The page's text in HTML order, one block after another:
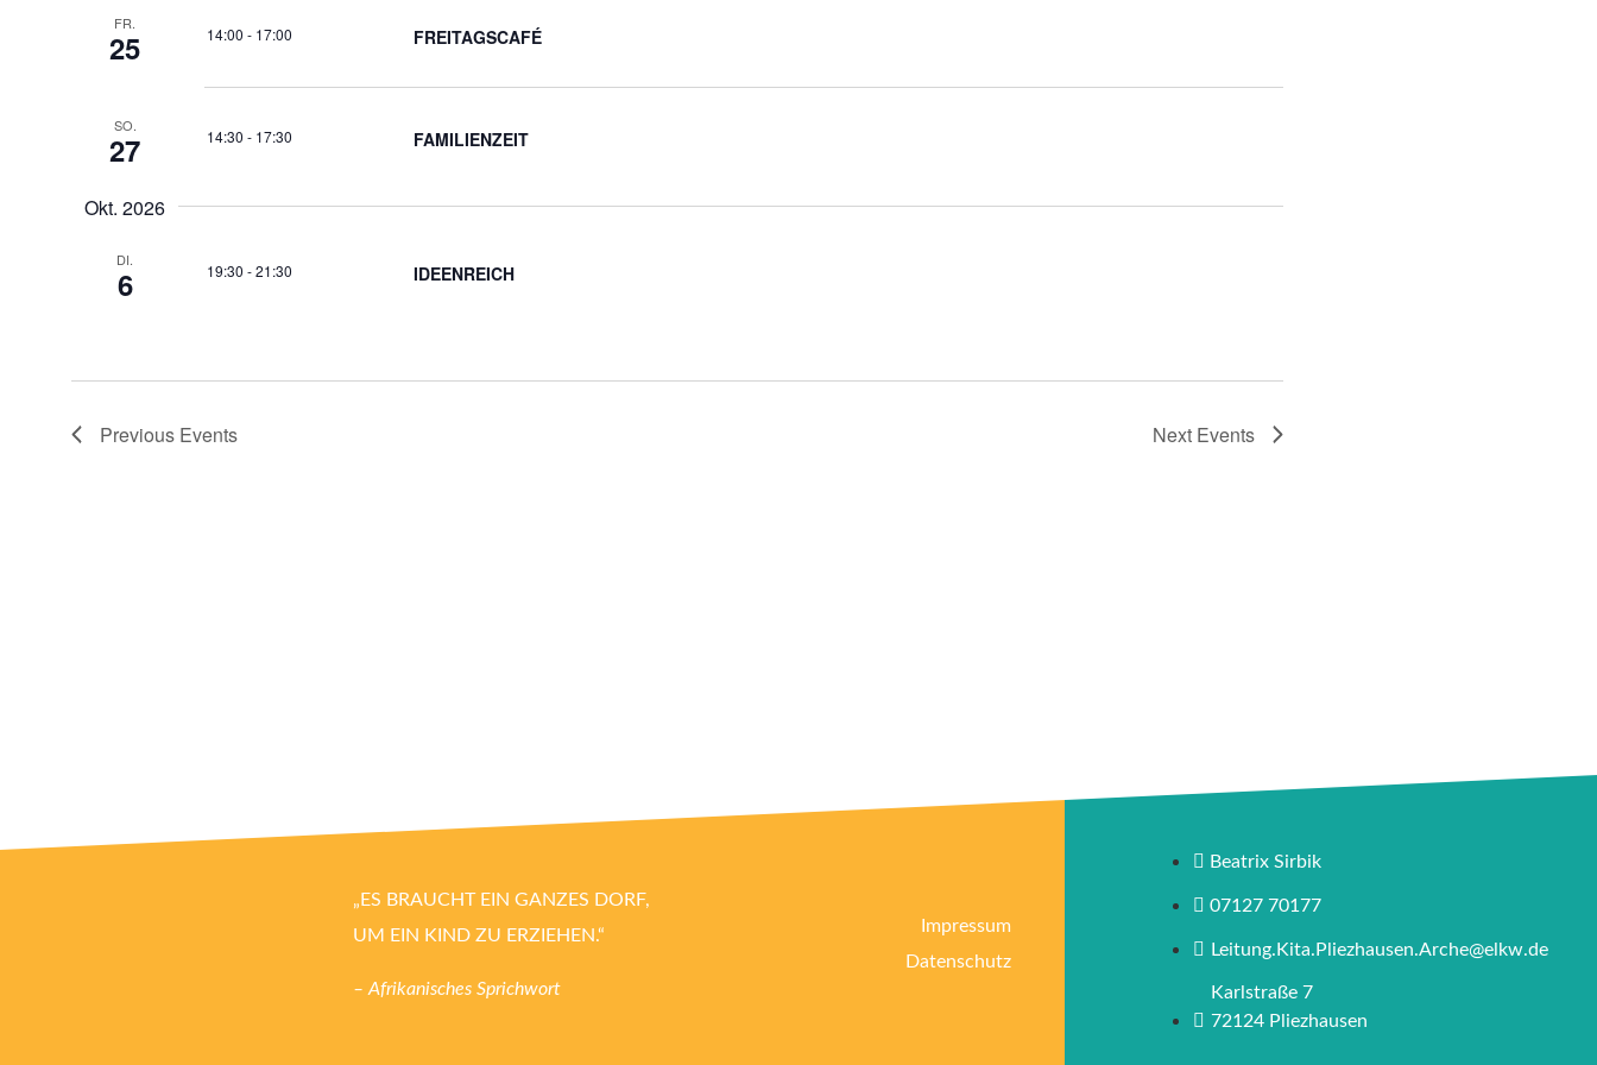
FR.
25 14:00 - 17:00 FREITAGSCAFÉ
SO.
27 14:30 - 17:30 FAMILIENZEIT
Okt. 2026
DI.
6 19:30 -21:30 IDEENREICH
Previous Events Next Events
„ES BRAUCHT EIN GANZES DORF,
UM EIN KIND ZU ERZIEHEN.“
– Afrikanisches Sprichwort
Impressum
Datenschutz
Beatrix Sirbik
07127 70177
Leitung.Kita.Pliezhausen.Arche@elkw.de
Karlstraße 7
72124 Pliezhausen